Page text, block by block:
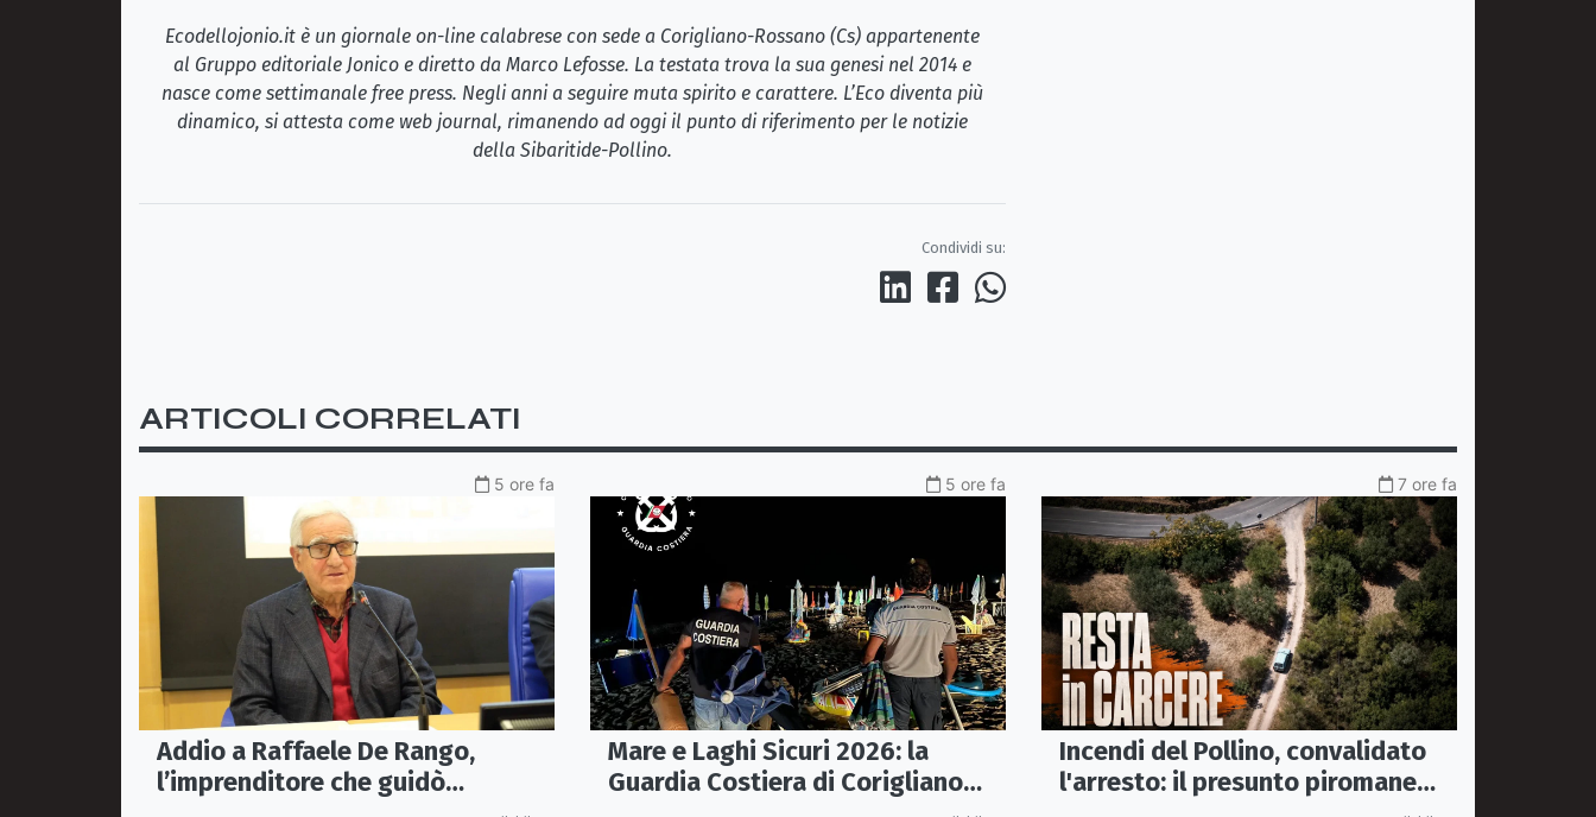
Ecodellojonio.it è un giornale on-line calabrese con sede a Corigliano-Rossano (Cs) appartenente
al Gruppo editoriale Jonico e diretto da Marco Lefosse. La testata trova la sua genesi nel 2014 e
nasce come settimanale free press. Negli anni a seguire muta spirito e carattere. L’Eco diventa più
dinamico, si attesta come web journal, rimanendo ad oggi il punto di riferimento per le notizie
della Sibaritide-Pollino.
Condividi su:
ARTICOLI CORRELATI
5 ore fa
Addio a Raffaele De Rango,
l’imprenditore che guidò
5 ore fa
Mare e Laghi Sicuri 2026: la
Guardia Costiera di Corigliano
7 ore fa
Incendi del Pollino, convalidato
l'arresto: il presunto piromane